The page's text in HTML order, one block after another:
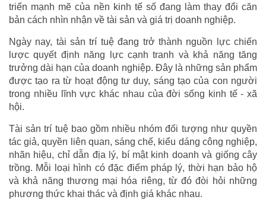
triển mạnh mẽ của nền kinh tế số đang làm thay đổi căn
bản cách nhìn nhận về tài sản và giá trị doanh nghiệp.
Ngày nay, tài sản trí tuệ đang trở thành nguồn lực chiến
lược quyết định năng lực cạnh tranh và khả năng tăng
trưởng dài hạn của doanh nghiệp. Đây là những sản phẩm
được tạo ra từ hoạt động tư duy, sáng tạo của con người
trong nhiều lĩnh vực khác nhau của đời sống kinh tế - xã
hội.
Tài sản trí tuệ bao gồm nhiều nhóm đối tượng như quyền
tác giả, quyền liên quan, sáng chế, kiểu dáng công nghiệp,
nhãn hiệu, chỉ dẫn địa lý, bí mật kinh doanh và giống cây
trồng. Mỗi loại hình có đặc điểm pháp lý, thời hạn bảo hộ
và khả năng thương mại hóa riêng, từ đó đòi hỏi những
phương thức khai thác và định giá khác nhau.